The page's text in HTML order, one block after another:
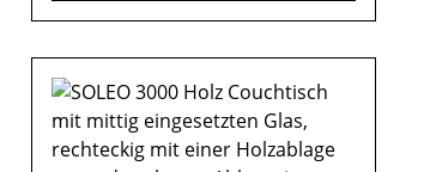
oder andere Beimöbel sind nicht
abweichen.